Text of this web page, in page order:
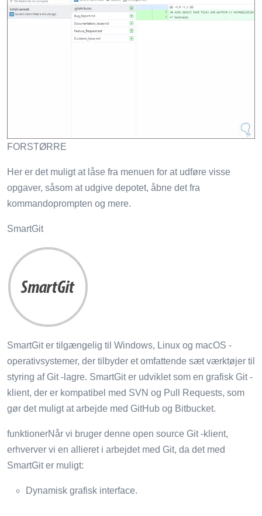
FORSTØRRE
Her er det muligt at låse fra menuen for at udføre visse
opgaver, såsom at udgive depotet, åbne det fra
kommandoprompten og mere.
SmartGit
SmartGit er tilgængelig til Windows, Linux og macOS -
operativsystemer, der tilbyder et omfattende sæt værktøjer til
styring af Git -lagre. SmartGit er udviklet som en grafisk Git -
klient, der er kompatibel med SVN og Pull Requests, som
gør det muligt at arbejde med GitHub og Bitbucket.
funktionerNår vi bruger denne open source Git -klient,
erhverver vi en allieret i arbejdet med Git, da det med
SmartGit er muligt:
Dynamisk grafisk interface.